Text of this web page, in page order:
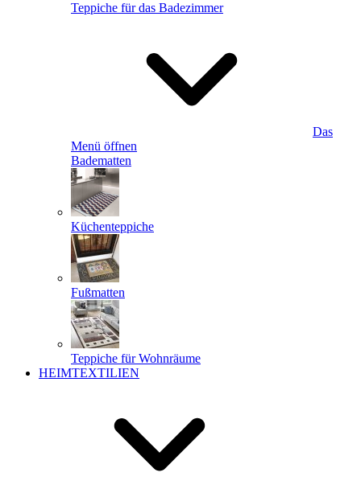
Teppiche für das Badezimmer
Das
Menü öffnen
Badematten
Küchenteppiche
Fußmatten
Teppiche für Wohnräume
HEIMTEXTILIEN